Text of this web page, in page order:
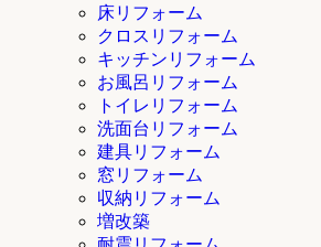
床リフォーム
クロスリフォーム
キッチンリフォーム
お風呂リフォーム
トイレリフォーム
洗面台リフォーム
建具リフォーム
窓リフォーム
収納リフォーム
増改築